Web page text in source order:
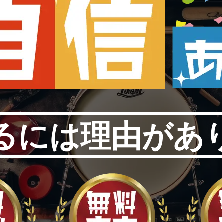
には理由があ